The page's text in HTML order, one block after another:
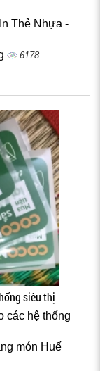
Thẻ Nhựa -
6178
siêu thị
các hệ thống
món Huế